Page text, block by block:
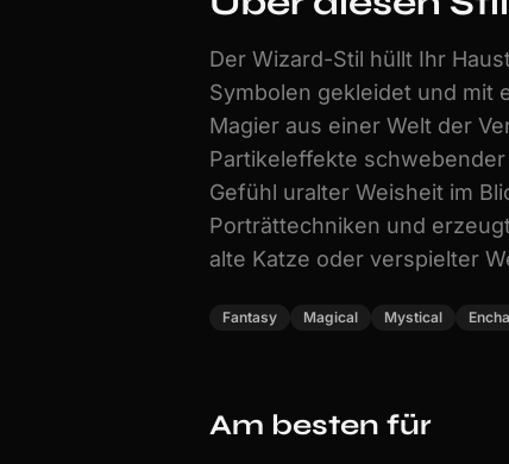
Der Wizard-Stil hüllt Ihr
Symbolen gekleidet und mit
Magier aus einer Welt der
Partikeleffekte
Gefühl uralter Weisheit im
Porträttechniken und
alte Katze oder verspielter
Fantasy Magical Mystical
Am besten für